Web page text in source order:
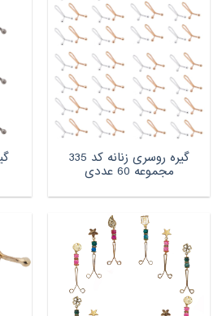
گیره روسری زنانه کد 335
مجموعه 60 عددی